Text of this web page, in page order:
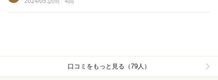
口コミをもっと見る（79人）